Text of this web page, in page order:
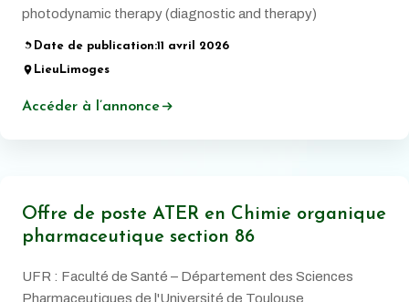
photodynamic therapy (diagnostic and therapy)
Date de publication:11 avril 2026
Lieu Limoges
Accéder à l’annonce
Offre de poste ATER en Chimie organique
pharmaceutique section 86
UFR : Faculté de Santé – Département des Sciences
Pharmaceutiques de l'Université de Toulouse